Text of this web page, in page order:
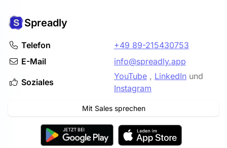
Spreadly
Telefon
+49 89-215430753
E-Mail
info@spreadly.app
Soziales
YouTube , LinkedIn und
Instagram
Mit Sales sprechen